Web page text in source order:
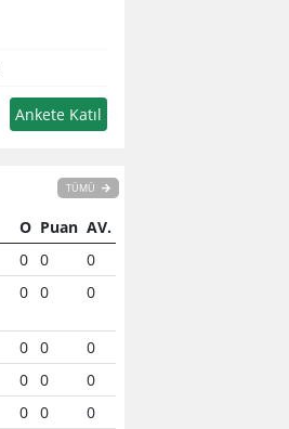
TÜMÜ
O Puan AV.
0 0
0
0 0 0
0 0
0
0 0
0
0 0
0